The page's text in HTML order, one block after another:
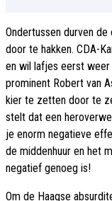
Ondertussen durven
door te hakken. CDA-
en wil lafjes eerst weer
prominent Robert van
kier te zetten door te
stelt dat een
je enorm negatieve
de middenhuur en het
negatief genoeg is!
Om de Haagse